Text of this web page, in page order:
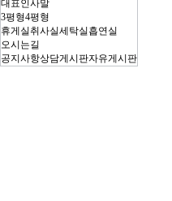
대표인사말
3평형4평형
휴게실취사실세탁실 흡연실
오시는길
공지사항상담게시판자유게시판